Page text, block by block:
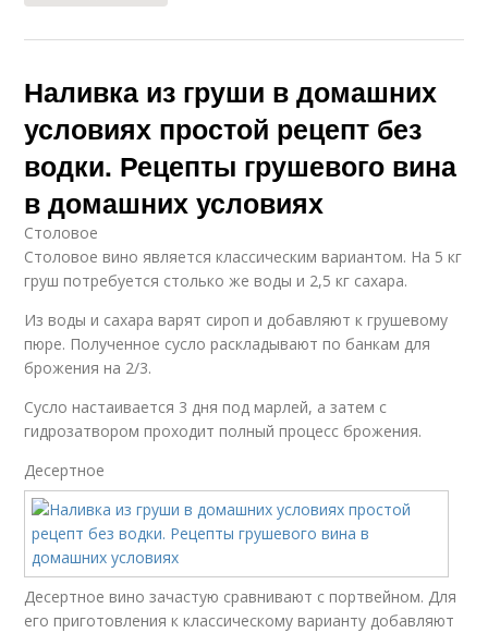
Наливка из груши в домашних
условиях простой рецепт без
водки. Рецепты грушевого вина
в домашних условиях
Столовое
Столовое вино является классическим вариантом. На 5 кг
груш потребуется столько же воды и 2,5 кг сахара.
Из воды и сахара варят сироп и добавляют к грушевому
пюре. Полученное сусло раскладывают по банкам для
брожения на 2/3.
Сусло настаивается 3 дня под марлей, а затем с
гидрозатвором проходит полный процесс брожения.
Десертное
Десертное вино зачастую сравнивают с портвейном. Для
его приготовления к классическому варианту добавляют